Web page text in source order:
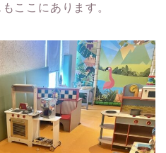
ここにあります。